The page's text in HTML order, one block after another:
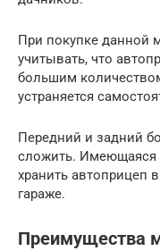
При покупке данной
учитывать, что
большим
устраняется
Передний и задний
сложить. Имеющаяся
хранить автоприцеп
гараже.
Преимущества